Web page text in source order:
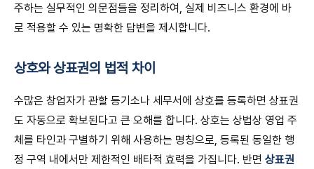
주하는 실무적인 의문점들을 정리하여, 실제 비즈니스 환경에 바
로 적용할 수 있는 명확한 답변을 제시합니다.
상호와 상표권의 법적 차이
수많은 창업자가 관할 등기소나 세무서에 상호를 등록하면 상표권
도 자동으로 확보된다고 큰 오해를 합니다. 상호는 상법상 영업 주
체를 타인과 구별하기 위해 사용하는 명칭으로, 등록된 동일한 행
정 구역 내에서만 제한적인 배타적 효력을 가집니다. 반면 상표권